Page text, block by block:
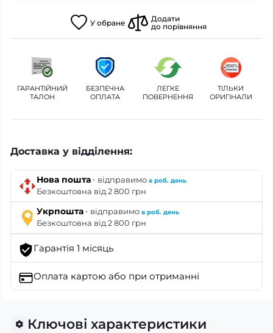
У обране
Додати
до порівняння
ГАРАНТІЙНИЙ
ТАЛОН
БЕЗПЕЧНА
ОПЛАТА
ЛЕГКЕ
ПОВЕРНЕННЯ
ТІЛЬКИ
ОРИГІНАЛИ
Доставка у відділення:
Нова пошта · відправимо в роб. день
Безкоштовна від 2 800 грн
Укрпошта · відправимо в роб. день
Безкоштовна від 2 800 грн
Гарантія 1 місяць
Оплата картою або при отриманні
Ключові характеристики